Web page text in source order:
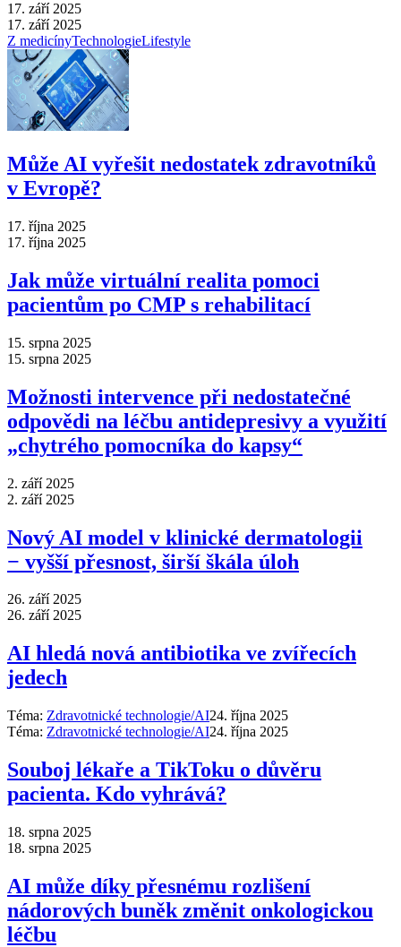
17. září 2025
17. září 2025
Z medicínyTechnologieLifestyle
Může AI vyřešit nedostatek zdravotníků
v Evropě?
17. října 2025
17. října 2025
Jak může virtuální realita pomoci
pacientům po CMP s rehabilitací
15. srpna 2025
15. srpna 2025
Možnosti intervence při nedostatečné
odpovědi na léčbu antidepresivy a využití
„chytrého pomocníka do kapsy“
2. září 2025
2. září 2025
Nový AI model v klinické dermatologii
−⁠ vyšší přesnost, širší škála úloh
26. září 2025
26. září 2025
AI hledá nová antibiotika ve zvířecích
jedech
Téma: Zdravotnické technologie/AI24. října 2025
Téma: Zdravotnické technologie/AI24. října 2025
Souboj lékaře a TikToku o důvěru
pacienta. Kdo vyhrává?
18. srpna 2025
18. srpna 2025
AI může díky přesnému rozlišení
nádorových buněk změnit onkologickou
léčbu